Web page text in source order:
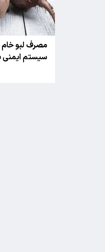
مصرف لبو خام
سیستم